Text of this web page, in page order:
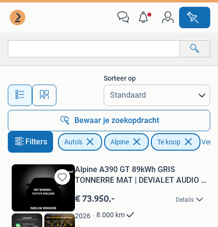
Alle afstanden…
Sorteer op
Bewaar je zoekopdracht
Filters Auto's Alpine Te koop
Bewaren
in
Favorieten
Alpine A390 GT 89kWh GRIS
TONNERRE MAT | DEVIALET AUDIO |
€ 73.950,- Details
2026 8.000 km